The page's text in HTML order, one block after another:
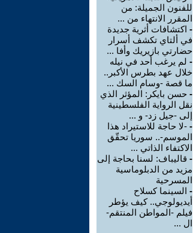
للفنون الجميلة: من
المقرر الانتهاء من ...
- اكتشافات أثرية جديدة
في ألتاي تكشف أسرار
حضارتي بازيريك وأفا ...
- لم يرغب أحد في نيله
خلال عهد بطرس الأكبر..
ما قصة -وسام السك ...
- حسن بايكر: المؤثر الذي
نقل الرواية الفلسطينية
إلى -جيل زد- و ...
- -لا حاجة للاستيراد هذا
الموسم-.. سوريا تحقّق
الاكتفاء الذاتي ...
- قاليباف: لسنا بحاجة إلى
مزيد من الدبلوماسية
المسرحية
- السينما كسلاح
أيديولوجي.. كيف يؤطر
فيلم -المواطن المنتقم-
ال ...